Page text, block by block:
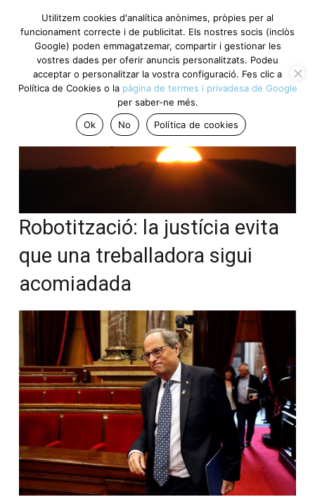
Robotització: la justícia evita
que una treballadora sigui
acomiadada
Utilitzem cookies d'analítica anònimes, pròpies per al
funcionament correcte i de publicitat. Els nostres socis (inclòs
Google) poden emmagatzemar, compartir i gestionar les
vostres dades per oferir anuncis personalitzats. Podeu
acceptar o personalitzar la vostra configuració. Fes clic a
Política de Cookies o la pàgina de termes i privadesa de Google
per saber-ne més.
Ok
No Política de cookies